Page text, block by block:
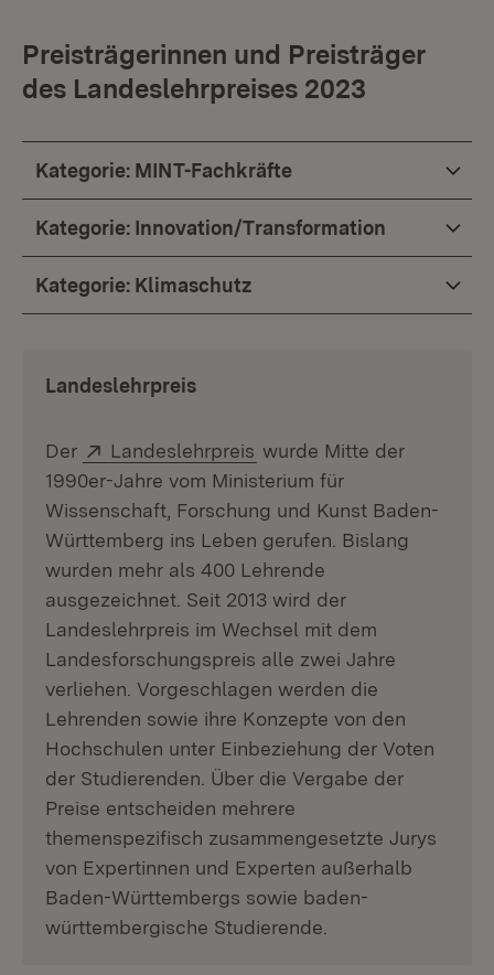
Preisträgerinnen und Preisträger
des Landeslehrpreises 2023
Kategorie: MINT-Fachkräfte
Kategorie: Innovation/Transformation
Kategorie: Klimaschutz
Landeslehrpreis
Der Extern:
Landeslehrpreis (Öffnet in neuem Fenster)
wurde Mitte der
1990er-Jahre vom Ministerium für
Wissenschaft, Forschung und Kunst Baden-
Württemberg ins Leben gerufen. Bislang
wurden mehr als 400 Lehrende
ausgezeichnet. Seit 2013 wird der
Landeslehrpreis im Wechsel mit dem
Landesforschungspreis alle zwei Jahre
verliehen. Vorgeschlagen werden die
Lehrenden sowie ihre Konzepte von den
Hochschulen unter Einbeziehung der Voten
der Studierenden. Über die Vergabe der
Preise entscheiden mehrere
themenspezifisch zusammengesetzte Jurys
von Expertinnen und Experten außerhalb
Baden-Württembergs sowie baden-
württembergische Studierende.